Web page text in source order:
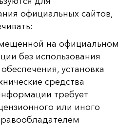
официальных сайтов,
на официальном
без использования
установка
средства
требует
или иного